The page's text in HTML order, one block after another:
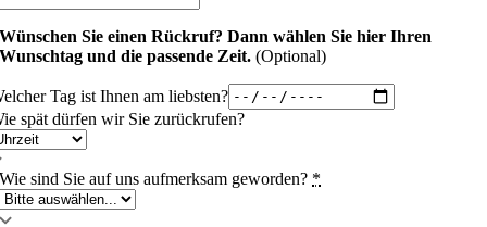
Wünschen Sie einen Rückruf? Dann wählen Sie hier Ihren
Wunschtag und die passende Zeit.(Optional)
Tag ist Ihnen am liebsten?
spät dürfen wir Sie zurückrufen?
Wie sind Sie auf uns aufmerksam geworden? *